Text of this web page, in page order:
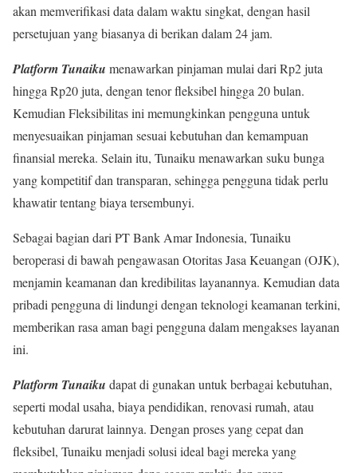
akan memverifikasi data dalam waktu singkat, dengan hasil
persetujuan yang biasanya di berikan dalam 24 jam.
Platform Tunaiku menawarkan pinjaman mulai dari Rp2 juta
hingga Rp20 juta, dengan tenor fleksibel hingga 20 bulan.
Kemudian Fleksibilitas ini memungkinkan pengguna untuk
menyesuaikan pinjaman sesuai kebutuhan dan kemampuan
finansial mereka. Selain itu, Tunaiku menawarkan suku bunga
yang kompetitif dan transparan, sehingga pengguna tidak perlu
khawatir tentang biaya tersembunyi.
Sebagai bagian dari PT Bank Amar Indonesia, Tunaiku
beroperasi di bawah pengawasan Otoritas Jasa Keuangan (OJK),
menjamin keamanan dan kredibilitas layanannya. Kemudian data
pribadi pengguna di lindungi dengan teknologi keamanan terkini,
memberikan rasa aman bagi pengguna dalam mengakses layanan
ini.
Platform Tunaiku dapat di gunakan untuk berbagai kebutuhan,
seperti modal usaha, biaya pendidikan, renovasi rumah, atau
kebutuhan darurat lainnya. Dengan proses yang cepat dan
fleksibel, Tunaiku menjadi solusi ideal bagi mereka yang